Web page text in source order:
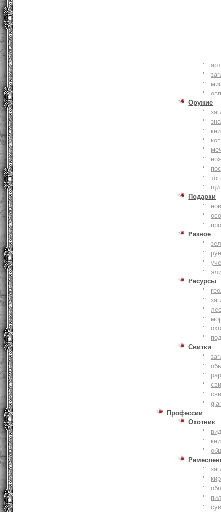
опп
Оружие
Подарки
Разное
Ресурсы
Свитки
Профессии
Охотник